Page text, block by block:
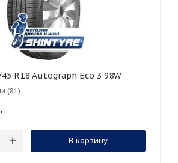
45 R18 Autograph Eco 3 98W
(81)
В корзину